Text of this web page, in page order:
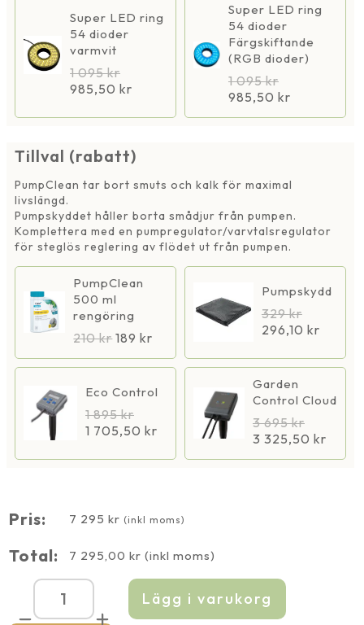
Super LED ring
54 dioder
varmvit
1 095kr
985,50kr
Super LED ring
54 dioder
Färgskiftande
(RGB dioder)
1 095kr
985,50 kr
Tillval (rabatt)
PumpClean tar bort smuts och kalk för maximal
livslängd.
Pumpskyddet håller borta smådjur från pumpen.
Komplettera med en pumpregulator/varvtalsregulator
för steglös reglering av flödet ut från pumpen.
PumpClean
500 ml
rengöring
210kr 189kr
Pumpskydd
329kr
296,10 kr
Eco Control
1 895kr
1 705,50kr
Garden
Control Cloud
3 695kr
3 325,50kr
Pris: 7 295 kr (inkl moms)
Total: 7 295,00 kr (inkl moms)
Aquarius
Eco
Lägg i varukorg